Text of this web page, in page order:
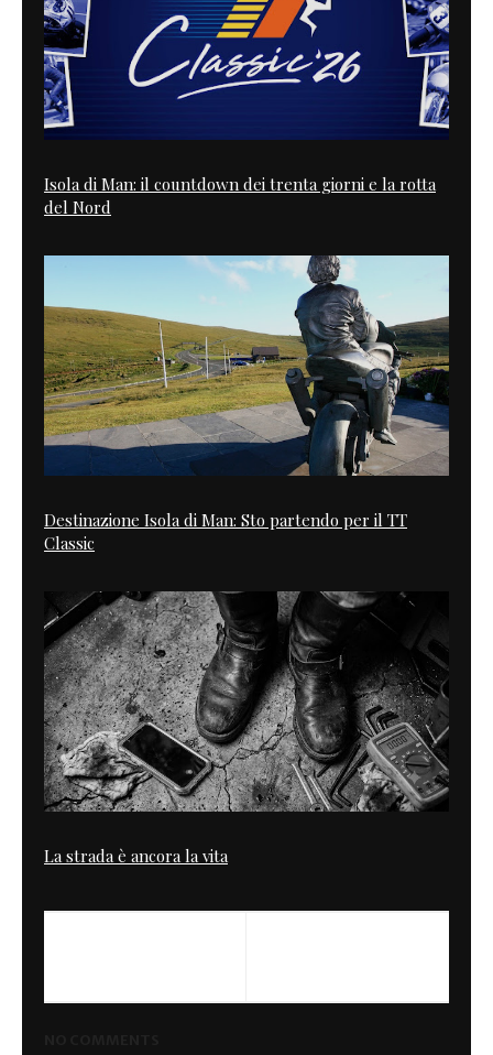
Isola di Man: il countdown dei trenta giorni e la rotta
del Nord
Destinazione Isola di Man: Sto partendo per il TT
Classic
La strada è ancora la vita